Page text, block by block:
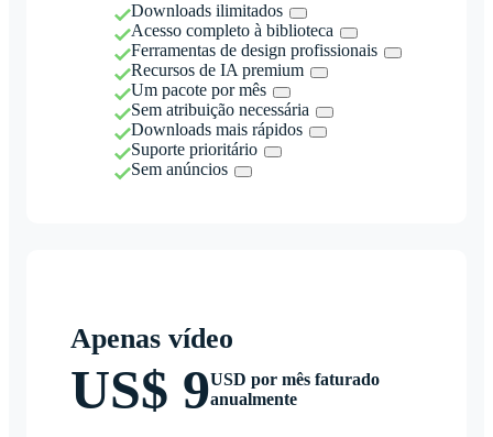
Downloads ilimitados
Acesso completo à biblioteca
Ferramentas de design profissionais
Recursos de IA premium
Um pacote por mês
Sem atribuição necessária
Downloads mais rápidos
Suporte prioritário
Sem anúncios
Apenas vídeo
US$ 9USD por mês faturado
anualmente